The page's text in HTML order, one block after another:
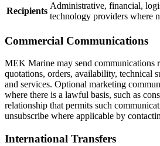
Recipients
Administrative, financial,
technology providers where
Commercial Communications
MEK Marine may send communications
quotations, orders, availability, technical
and services. Optional marketing
where there is a lawful basis, such as
relationship that permits such
unsubscribe where applicable by
International Transfers